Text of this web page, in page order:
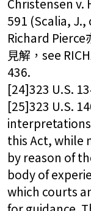
Christensen v.
591 (Scalia,
Richard Pierce
見解，see
436.
[24]323 U.S.
[25]323 U.S.
this Act, while
by reason of
body of
which courts